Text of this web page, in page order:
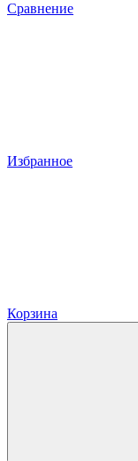
Сравнение
Избранное
Корзина